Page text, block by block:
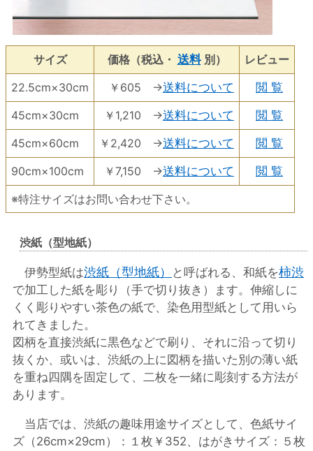
サイズ 価格（税込・ 送料別）
レビュー
22.5cm×30cm
￥605 →送料について
閲 覧
45cm×30cm
￥1,210 →送料について
閲 覧
45cm×60cm
￥2,420 →送料について
閲 覧
90cm×100cm
￥7,150 →送料について
閲 覧
※特注サイズはお問い合わせ下さい。
渋紙（型地紙）
伊勢型紙は渋紙（型地紙） と呼ばれる、和紙を柿渋
で加工した紙を彫り（手で切り抜き）ます。伸縮しに
くく彫りやすい茶色の紙で、染色用型紙として用いら
れてきました。
図柄を直接渋紙に黒色などで刷り、それに沿って切り
抜くか、或いは、渋紙の上に図柄を描いた別の薄い紙
を重ね四隅を固定して、二枚を一緒に彫刻する方法が
あります。
当店では、渋紙の趣味用途サイズとして、色紙サイ
ズ（26cm×29cm）：１枚￥352、はがきサイズ：５枚